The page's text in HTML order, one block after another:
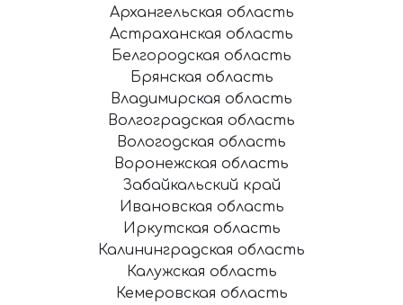
Архангельская область
Астраханская область
Белгородская область
Брянская область
Владимирская область
Волгоградская область
Вологодская область
Воронежская область
Забайкальский край
Ивановская область
Иркутская область
Калининградская область
Калужская область
Кемеровская область